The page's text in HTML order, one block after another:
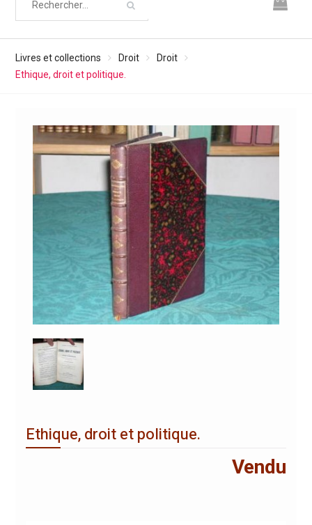
Livres et collections Droit
Droit
Ethique, droit et politique.
Ethique, droit et politique.
Vendu